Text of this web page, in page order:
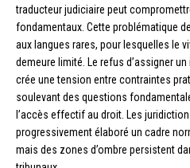
traducteur judiciaire peut
fondamentaux. Cette problématique
aux langues rares, pour lesquelles le
demeure limité. Le refus d’assigner
crée une tension entre contraintes
soulevant des questions
l’accès effectif au droit. Les
progressivement élaboré un cadre
mais des zones d’ombre persistent